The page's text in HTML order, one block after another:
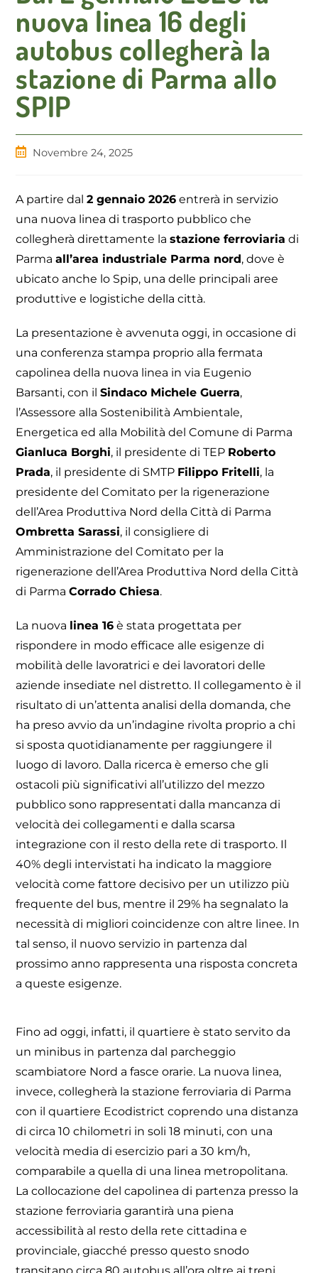
nuova linea 16 degli
autobus collegherà la
stazione di Parma allo
SPIP
Articolo
Novembre 24, 2025
A partire dal2 gennaio 2026 entrerà in servizio
una nuova linea di trasporto pubblico che
collegherà direttamente lastazione ferroviaria di
Parmaall’area industriale Parma nord, dove è
ubicato anche lo Spip, una delle principali aree
produttive e logistiche della città.
La presentazione è avvenuta oggi, in occasione di
una conferenza stampa proprio alla fermata
capolinea della nuova linea in via Eugenio
Barsanti, con ilSindaco Michele Guerra,
l’Assessore alla Sostenibilità Ambientale,
Energetica ed alla Mobilità del Comune di Parma
Gianluca Borghi, il presidente di TEP Roberto
Prada, il presidente di SMTP Filippo Fritelli, la
presidente del Comitato per la rigenerazione
dell’Area Produttiva Nord della Città di Parma
Ombretta Sarassi, il consigliere di
Amministrazione del Comitato per la
rigenerazione dell’Area Produttiva Nord della Città
di ParmaCorrado Chiesa.
La nuova linea 16 è stata progettata per
rispondere in modo efficace alle esigenze di
mobilità delle lavoratrici e dei lavoratori delle
aziende insediate nel distretto. Il collegamento è il
risultato di un’attenta analisi della domanda, che
ha preso avvio da un’indagine rivolta proprio a chi
si sposta quotidianamente per raggiungere il
luogo di lavoro. Dalla ricerca è emerso che gli
ostacoli più significativi all’utilizzo del mezzo
pubblico sono rappresentati dalla mancanza di
velocità dei collegamenti e dalla scarsa
integrazione con il resto della rete di trasporto. Il
40% degli intervistati ha indicato la maggiore
velocità come fattore decisivo per un utilizzo più
frequente del bus, mentre il 29% ha segnalato la
necessità di migliori coincidenze con altre linee. In
tal senso, il nuovo servizio in partenza dal
prossimo anno rappresenta una risposta concreta
a queste esigenze.
Fino ad oggi, infatti, il quartiere è stato servito da
un minibus in partenza dal parcheggio
scambiatore Nord a fasce orarie. La nuova linea,
invece, collegherà la stazione ferroviaria di Parma
con il quartiere Ecodistrict coprendo una distanza
di circa 10 chilometri in soli 18 minuti, con una
velocità media di esercizio pari a 30 km/h,
comparabile a quella di una linea metropolitana.
La collocazione del capolinea di partenza presso la
stazione ferroviaria garantirà una piena
accessibilità al resto della rete cittadina e
provinciale, giacché presso questo snodo